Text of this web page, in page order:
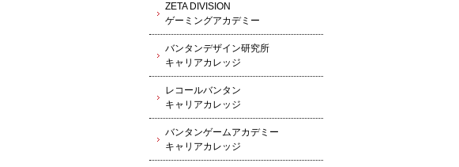
ZETA DIVISION
ゲーミングアカデミー
バンタンデザイン研究所
キャリアカレッジ
レコールバンタン
キャリアカレッジ
バンタンゲームアカデミー
キャリアカレッジ